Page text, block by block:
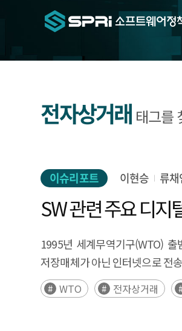
전자상거래 태그를
이슈리포트 이현승 류채
SW 관련 주요 디지
1995년 세계무역기구(WTO)
저장매체가 아닌 인터넷으로 전
WTO 전자상거래